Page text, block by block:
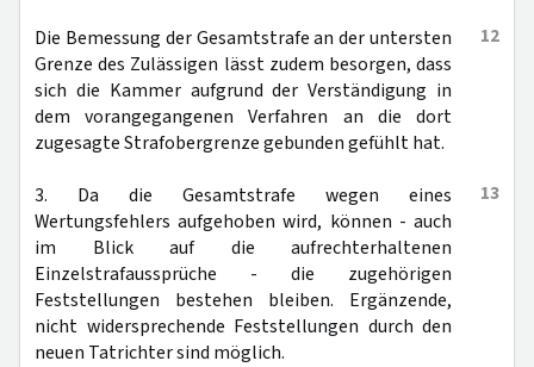
12
Die Bemessung der Gesamtstrafe an der untersten
Grenze des Zulässigen lässt zudem besorgen, dass
sich die Kammer aufgrund der Verständigung in
dem vorangegangenen Verfahren an die dort
zugesagte Strafobergrenze gebunden gefühlt hat.
13
3. Da die Gesamtstrafe wegen eines
Wertungsfehlers aufgehoben wird, können - auch
im Blick auf die aufrechterhaltenen
Einzelstrafaussprüche - die zugehörigen
Feststellungen bestehen bleiben. Ergänzende,
nicht widersprechende Feststellungen durch den
neuen Tatrichter sind möglich.